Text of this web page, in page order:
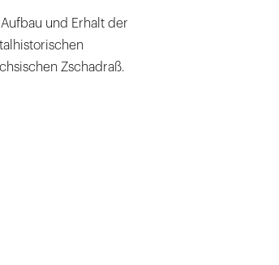
und Erhalt der
Zschadraß.